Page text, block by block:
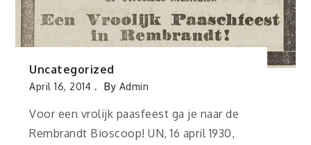
Uncategorized
April 16, 2014 By Admin
Voor een vrolijk paasfeest ga je naar de
Rembrandt Bioscoop! UN, 16 april 1930,